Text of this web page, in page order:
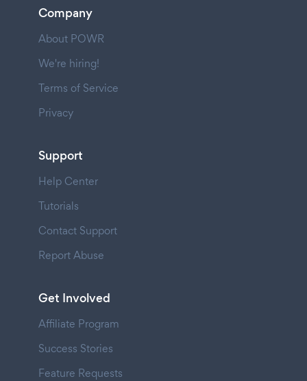
Company
About POWR
We're hiring!
Terms of Service
Privacy
Support
Help Center
Tutorials
Contact Support
Report Abuse
Get Involved
Affiliate Program
Success Stories
Feature Requests